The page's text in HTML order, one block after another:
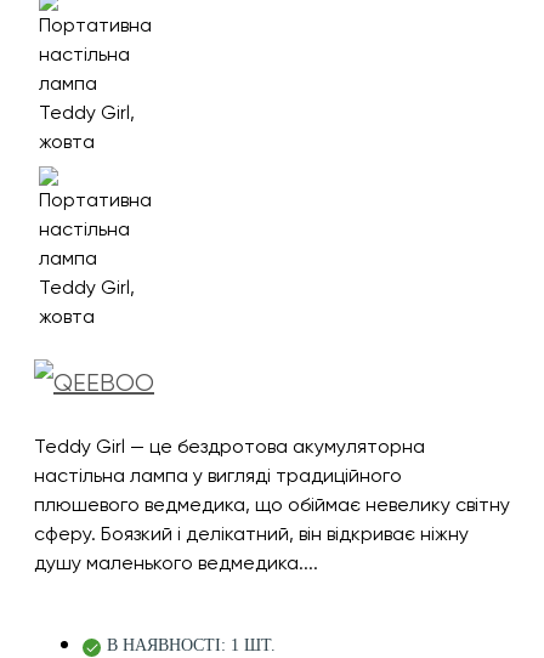
Teddy Girl — це бездротова акумуляторна
настільна лампа у вигляді традиційного
плюшевого ведмедика, що обіймає невелику світну
сферу. Боязкий і делікатний, він відкриває ніжну
душу маленького ведмедика....
В НАЯВНОСТІ: 1 ШТ.